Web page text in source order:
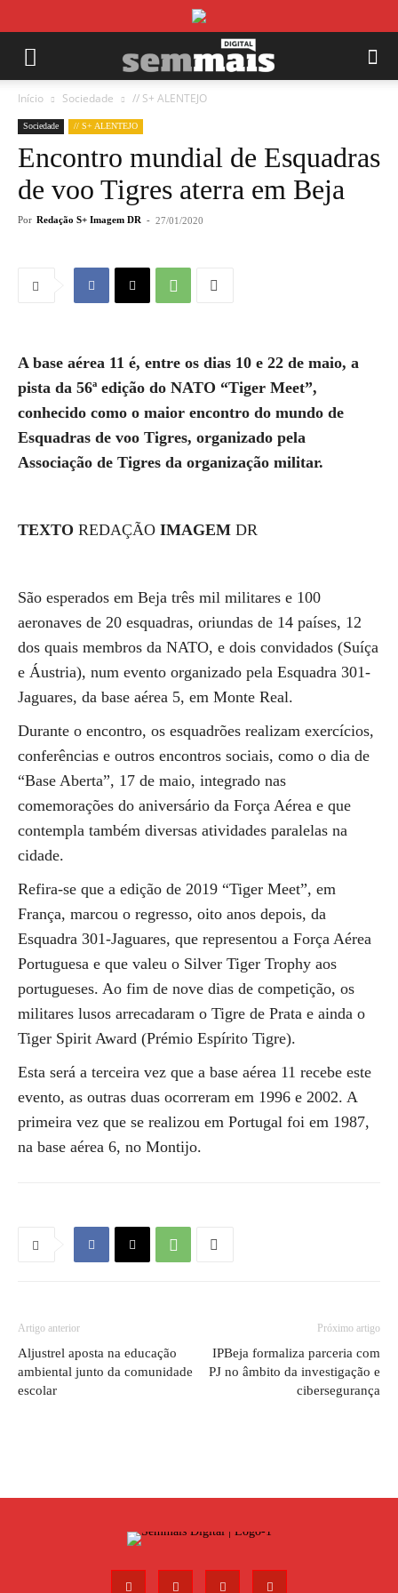
Início Sociedade // S+ ALENTEJO
Sociedade // S+ ALENTEJO
Encontro mundial de Esquadras
de voo Tigres aterra em Beja
Por Redação S+ Imagem DR - 27/01/2020
A base aérea 11 é, entre os dias 10 e 22 de maio, a
pista da 56ª edição do NATO “Tiger Meet”,
conhecido como o maior encontro do mundo de
Esquadras de voo Tigres, organizado pela
Associação de Tigres da organização militar.
TEXTO REDAÇÃO IMAGEM DR
São esperados em Beja três mil militares e 100
aeronaves de 20 esquadras, oriundas de 14 países, 12
dos quais membros da NATO, e dois convidados (Suíça
e Áustria), num evento organizado pela Esquadra 301-
Jaguares, da base aérea 5, em Monte Real.
Durante o encontro, os esquadrões realizam exercícios,
conferências e outros encontros sociais, como o dia de
“Base Aberta”, 17 de maio, integrado nas
comemorações do aniversário da Força Aérea e que
contempla também diversas atividades paralelas na
cidade.
Refira-se que a edição de 2019 “Tiger Meet”, em
França, marcou o regresso, oito anos depois, da
Esquadra 301-Jaguares, que representou a Força Aérea
Portuguesa e que valeu o Silver Tiger Trophy aos
portugueses. Ao fim de nove dias de competição, os
militares lusos arrecadaram o Tigre de Prata e ainda o
Tiger Spirit Award (Prémio Espírito Tigre).
Esta será a terceira vez que a base aérea 11 recebe este
evento, as outras duas ocorreram em 1996 e 2002. A
primeira vez que se realizou em Portugal foi em 1987,
na base aérea 6, no Montijo.
Artigo anterior
Aljustrel aposta na educação
ambiental junto da comunidade
escolar
Próximo artigo
IPBeja formaliza parceria com
PJ no âmbito da investigação e
cibersegurança